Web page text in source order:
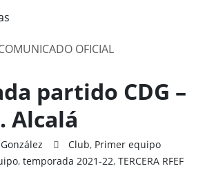
partido CDG –
Alcalá
Club, Primer equipo
,temporada 2021-22,TERCERA RFEF